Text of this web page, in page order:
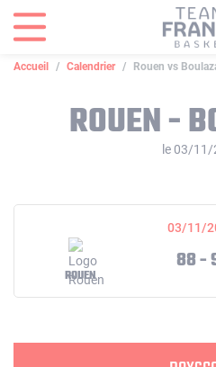
Accueil Calendrier Rouen vs
ROUEN -
le 03/11/
03/11/
ROUEN
88 -
Panneau de gestion des cookies